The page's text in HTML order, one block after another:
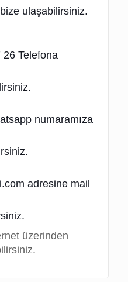
ulaşabilirsiniz.
Telefona
numaramıza
adresine mail
üzerinden